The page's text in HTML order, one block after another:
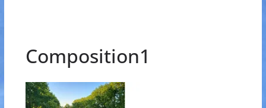
Composition1